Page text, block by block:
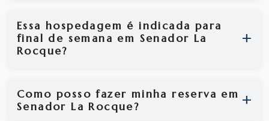
Essa hospedagem é indicada para
final de semana em Senador La
Rocque?
Como posso fazer minha reserva em
Senador La Rocque?